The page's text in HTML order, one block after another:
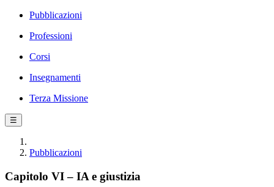
Pubblicazioni
Professioni
Corsi
Insegnamenti
Terza Missione
☰
Pubblicazioni
Capitolo VI – IA e giustizia